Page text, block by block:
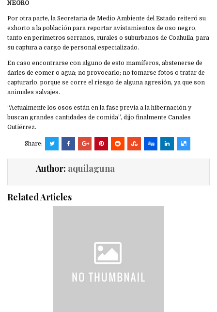
NEGRO
Por otra parte, la Secretaria de Medio Ambiente del Estado reiteró su
exhorto a la población para reportar avistamientos de oso negro,
tanto en perímetros serranos, rurales o suburbanos de Coahuila, para
su captura a cargo de personal especializado.
En caso encontrarse con alguno de esto mamíferos, abstenerse de
darles de comer o agua; no provocarlo; no tomarse fotos o tratar de
capturarlo, porque se corre el riesgo de alguna agresión, ya que son
animales salvajes.
“Actualmente los osos están en la fase previa a la hibernación y
buscan grandes cantidades de comida”, dijo finalmente Canales
Gutiérrez.
Share:
Author: aquilaguna
Related Articles